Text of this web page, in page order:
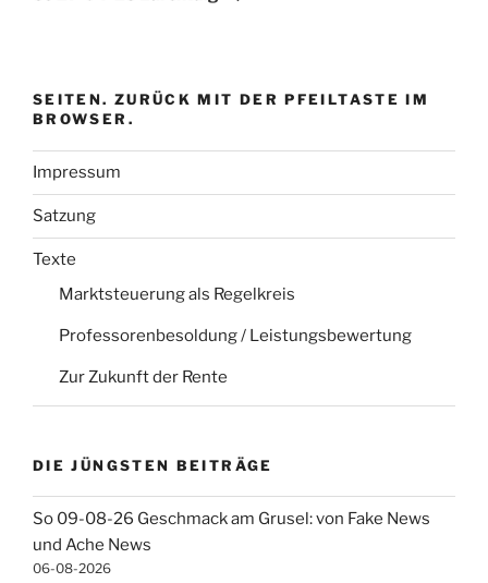
SEITEN. ZURÜCK MIT DER PFEILTASTE IM
BROWSER.
Impressum
Satzung
Texte
Marktsteuerung als Regelkreis
Professorenbesoldung / Leistungsbewertung
Zur Zukunft der Rente
DIE JÜNGSTEN BEITRÄGE
So 09-08-26 Geschmack am Grusel: von Fake News
und Ache News
06-08-2026